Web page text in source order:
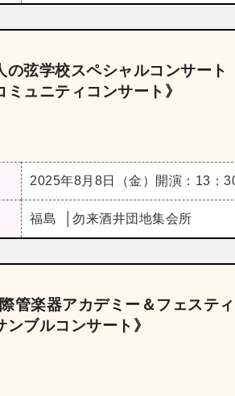
弦学校スペシャルコンサー
ュニティコンサート》
2025年8月8日（金） 開演：13：
福島 勿来酒井団地集会所
管楽器アカデミー＆フェステ
ブルコンサート》